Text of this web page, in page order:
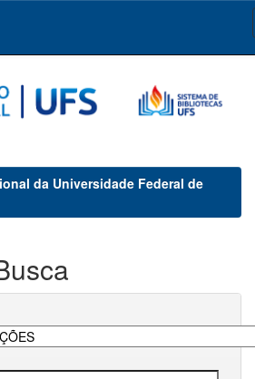
da Universidade Federal de